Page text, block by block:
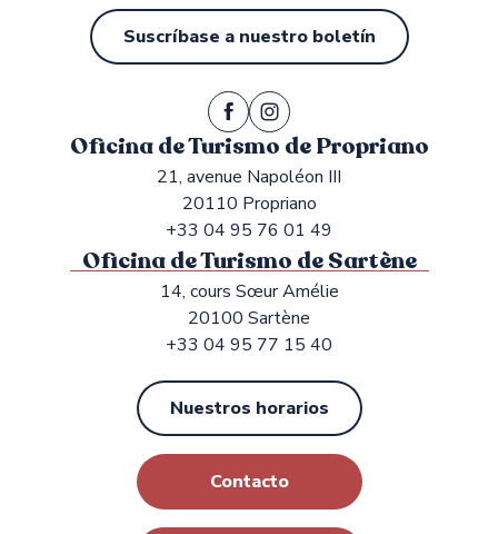
Suscríbase a nuestro boletín
Oficina de Turismo de Propriano
21, avenue Napoléon III
20110 Propriano
+33 04 95 76 01 49
Oficina de Turismo de Sartène
14, cours Sœur Amélie
20100 Sartène
+33 04 95 77 15 40
Nuestros horarios
Contacto